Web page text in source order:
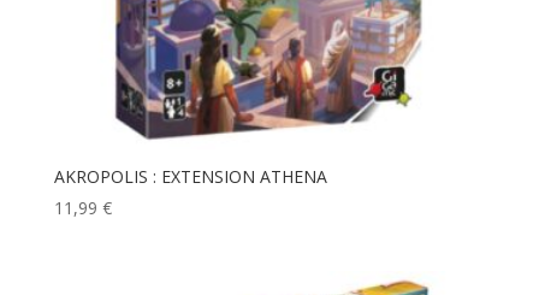
AKROPOLIS : EXTENSION ATHENA
11,99 €